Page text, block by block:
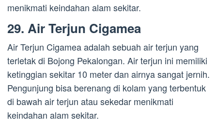
menikmati keindahan alam sekitar.
29. Air Terjun Cigamea
Air Terjun Cigamea adalah sebuah air terjun yang
terletak di Bojong Pekalongan. Air terjun ini memiliki
ketinggian sekitar 10 meter dan airnya sangat jernih.
Pengunjung bisa berenang di kolam yang terbentuk
di bawah air terjun atau sekedar menikmati
keindahan alam sekitar.